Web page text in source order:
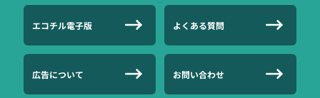
エコチル電子版 よくある質問
広告について お問い合わせ